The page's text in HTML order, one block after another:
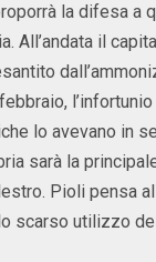
la difesa a
All’andata il
lo avevano in
sarà la
Pioli pensa
scarso utilizzo